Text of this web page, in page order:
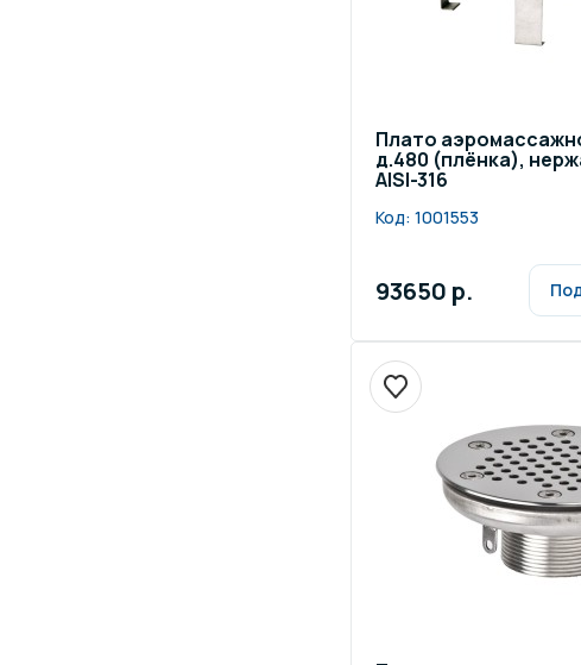
Плато
д.480 (плёнка),
AISI-316
Код: 1001553
93650 р.